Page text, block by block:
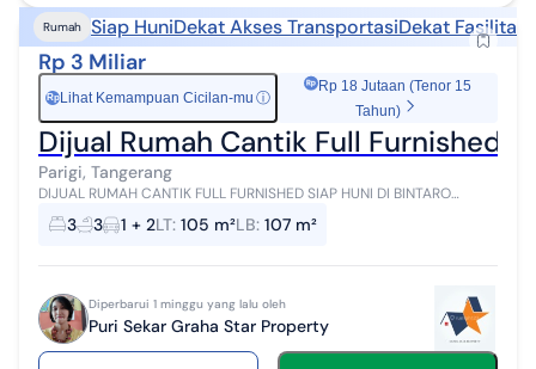
Rumah Siap HuniDekat Akses TransportasiDekat Fasilitas
Rp 3 Miliar
Rp Lihat Kemampuan Cicilan-mu ⓘ
Rp 18 Jutaan (Tenor 15
Tahun)
Dijual Rumah Cantik Full Furnished
Parigi, Tangerang
DIJUAL RUMAH CANTIK FULL FURNISHED SIAP HUNI DI BINTARO
HARGA. : Rp 3.000.000.000,- / (3M nego) SPESIFIKASI RUMAH Luas
Tanah 105 m² Luas Bang...
3 3 1 + 2LT: 105 m²LB: 107 m²
Diperbarui 1 minggu yang lalu oleh
Puri Sekar Graha Star Property